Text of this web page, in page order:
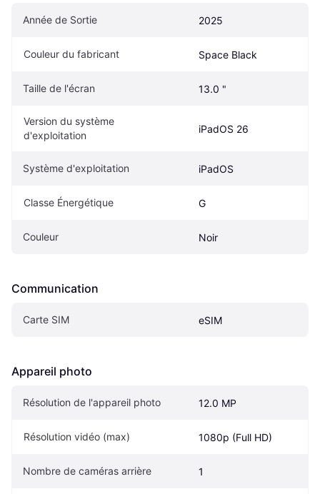
Année de Sortie 2025
Couleur du fabricant Space Black
Taille de l'écran 13.0 "
Version du système
d'exploitation
iPadOS 26
Système d'exploitation iPadOS
Classe Énergétique G
Couleur Noir
Communication
Carte SIM eSIM
Appareil photo
Résolution de l'appareil photo 12.0 MP
Résolution vidéo (max) 1080p (Full HD)
Nombre de caméras arrière 1